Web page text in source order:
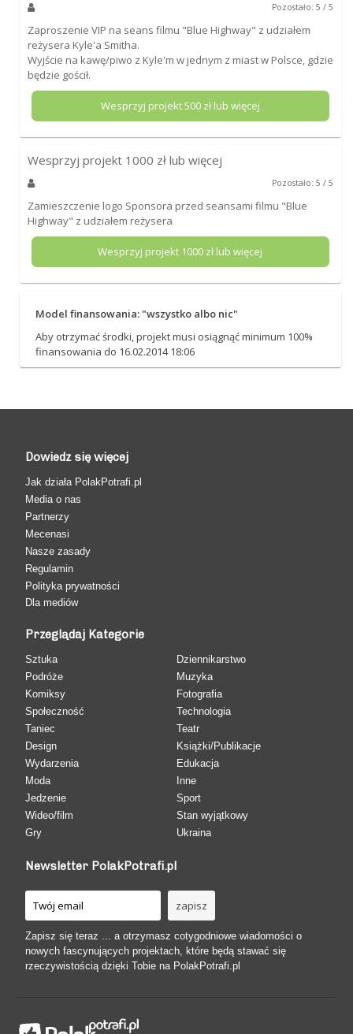
Pozostało: 5 / 5
Zaproszenie VIP na seans filmu "Blue Highway" z udziałem
reżysera Kyle'a Smitha.
Wyjście na kawę/piwo z Kyle'm w jednym z miast w Polsce, gdzie
będzie gościł.
Wesprzyj projekt500zł lub więcej
Wesprzyj projekt 1000 zł lub więcej
Pozostało: 5 / 5
Zamieszczenie logo Sponsora przed seansami filmu "Blue
Highway" z udziałem reżysera
Wesprzyj projekt 1000 zł lub więcej
Model finansowania: "wszystko albo nic"
Aby otrzymać środki, projekt musi osiągnąć minimum 100%
finansowania do 16.02.2014 18:06
Dowiedz się więcej
Jak działa PolakPotrafi.pl
Media o nas
Partnerzy
Mecenasi
Nasze zasady
Regulamin
Polityka prywatności
Dla mediów
Przeglądaj Kategorie
Sztuka
Podróże
Komiksy
Społeczność
Taniec
Design
Wydarzenia
Moda
Jedzenie
Wideo/film
Gry
Dziennikarstwo
Muzyka
Fotografia
Technologia
Teatr
Książki/Publikacje
Edukacja
Inne
Sport
Stan wyjątkowy
Ukraina
Newsletter PolakPotrafi.pl
Zapisz się teraz ... a otrzymasz cotygodniowe wiadomości o
nowych fascynujących projektach, które będą stawać się
rzeczywistością dzięki Tobie na PolakPotrafi.pl